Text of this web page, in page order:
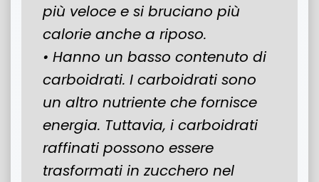
più veloce e si bruciano più
calorie anche a riposo.
• Hanno un basso contenuto di
carboidrati. I carboidrati sono
un altro nutriente che fornisce
energia. Tuttavia, i carboidrati
raffinati possono essere
trasformati in zucchero nel